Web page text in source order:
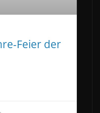
Feier der